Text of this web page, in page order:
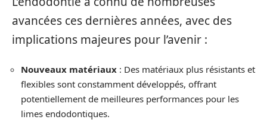
avancées ces dernières années, avec des
implications majeures pour l’avenir :
Nouveaux matériaux : Des matériaux plus résistants et
flexibles sont constamment développés, offrant
potentiellement de meilleures performances pour les
limes endodontiques.